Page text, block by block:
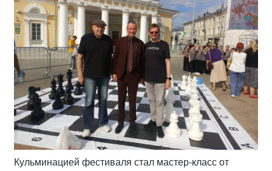
Кульминацией фестиваля стал мастер-класс от